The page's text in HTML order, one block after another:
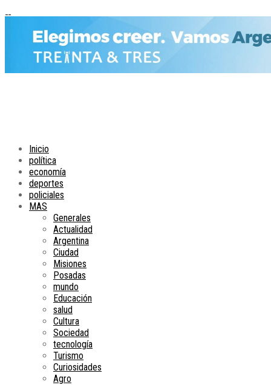
Inicio
política
economía
deportes
policiales
MAS
Generales
Actualidad
Argentina
Ciudad
Misiones
Posadas
mundo
Educación
salud
Cultura
Sociedad
tecnología
Turismo
Curiosidades
Agro